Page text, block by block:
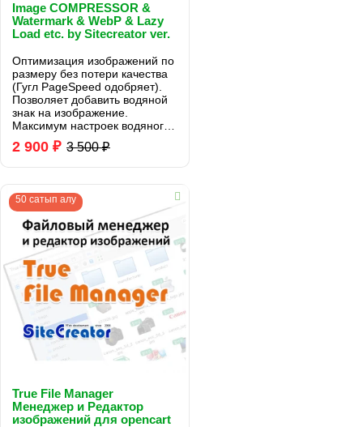
Image COMPRESSOR &
Watermark & WebP & Lazy
Load etc. by Sitecreator ver.
Оптимизация изображений по
размеру без потери качества
(Гугл PageSpeed одобряет).
Позволяет добавить водяной
знак на изображение.
Максимум настроек водяного
знака (watermark).
Настраивается размер знака,
2 900 ₽ 3 500 ₽
50 сатып алу
True File Manager
Менеджер и Редактор
изображений для opencart